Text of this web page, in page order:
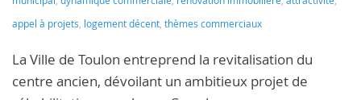
appel à projets, logement décent, thèmes commerciaux
La Ville de Toulon entreprend la revitalisation du
centre ancien, dévoilant un ambitieux projet de